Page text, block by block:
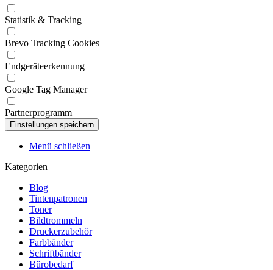
Statistik & Tracking
Brevo Tracking Cookies
Endgeräteerkennung
Google Tag Manager
Partnerprogramm
Menü schließen
Kategorien
Blog
Tintenpatronen
Toner
Bildtrommeln
Druckerzubehör
Farbbänder
Schriftbänder
Bürobedarf